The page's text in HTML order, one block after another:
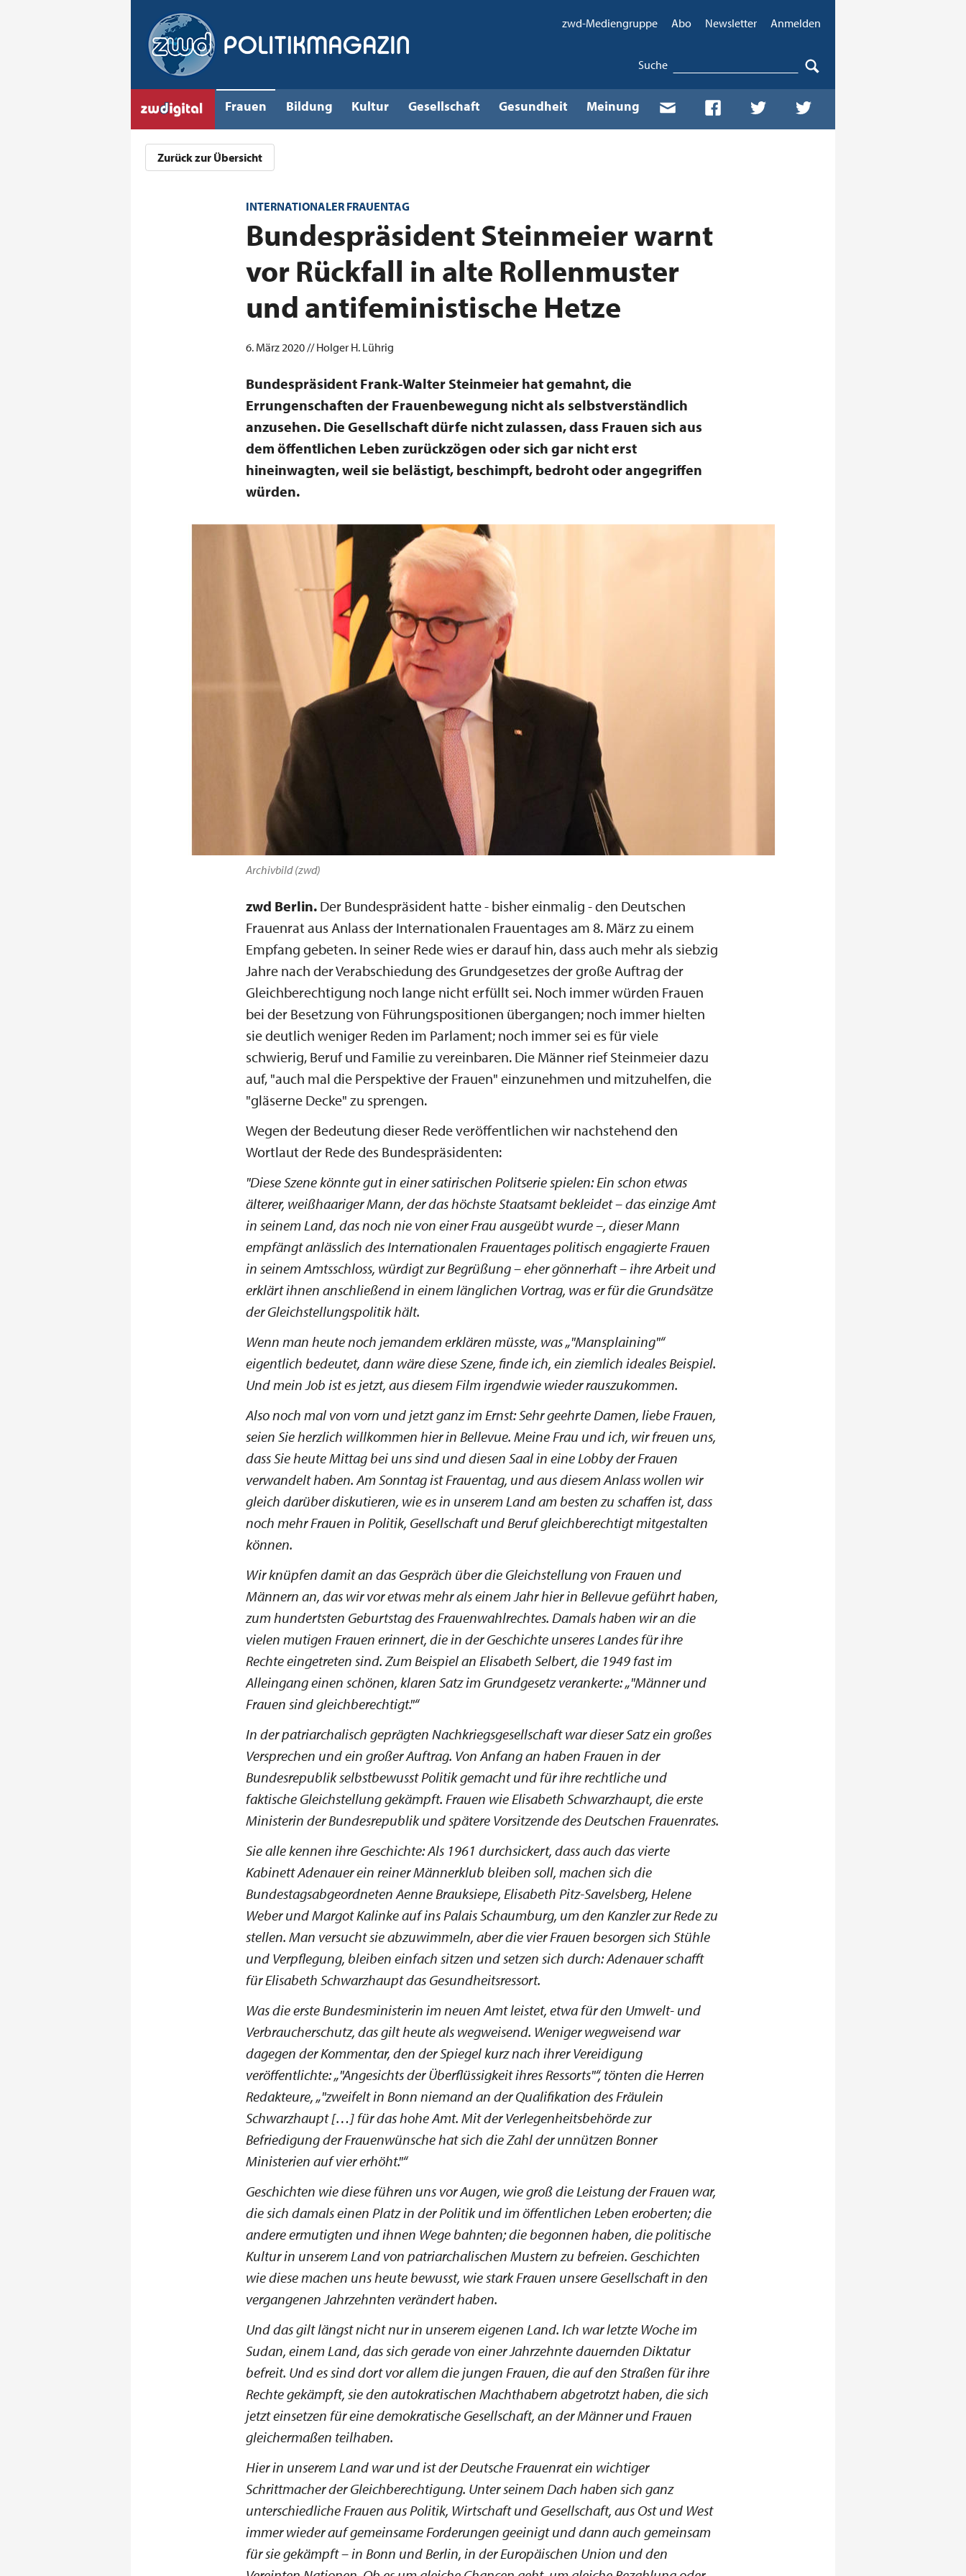
zwd-Mediengruppe Abo Newsletter Anmelden
Suche
Frauen Bildung Kultur Gesellschaft Gesundheit Meinung
Zurück zur Übersicht
INTERNATIONALER FRAUENTAG
Bundespräsident Steinmeier warnt
vor Rückfall in alte Rollenmuster
und antifeministische Hetze
6. März 2020 // Holger H. Lührig
Bundespräsident Frank-Walter Steinmeier hat gemahnt, die
Errungenschaften der Frauenbewegung nicht als selbstverständlich
anzusehen. Die Gesellschaft dürfe nicht zulassen, dass Frauen sich aus
dem öffentlichen Leben zurückzögen oder sich gar nicht erst
hineinwagten, weil sie belästigt, beschimpft, bedroht oder angegriffen
würden.
Archivbild (zwd)
zwd Berlin. Der Bundespräsident hatte - bisher einmalig - den Deutschen
Frauenrat aus Anlass der Internationalen Frauentages am 8. März zu einem
Empfang gebeten. In seiner Rede wies er darauf hin, dass auch mehr als siebzig
Jahre nach der Verabschiedung des Grundgesetzes der große Auftrag der
Gleichberechtigung noch lange nicht erfüllt sei. Noch immer würden Frauen
bei der Besetzung von Führungspositionen übergangen; noch immer hielten
sie deutlich weniger Reden im Parlament; noch immer sei es für viele
schwierig, Beruf und Familie zu vereinbaren. Die Männer rief Steinmeier dazu
auf, "auch mal die Perspektive der Frauen" einzunehmen und mitzuhelfen, die
"gläserne Decke" zu sprengen.
Wegen der Bedeutung dieser Rede veröffentlichen wir nachstehend den
Wortlaut der Rede des Bundespräsidenten:
"Diese Szene könnte gut in einer satirischen Politserie spielen: Ein schon etwas
älterer, weißhaariger Mann, der das höchste Staatsamt bekleidet – das einzige Amt
in seinem Land, das noch nie von einer Frau ausgeübt wurde –, dieser Mann
empfängt anlässlich des Internationalen Frauentages politisch engagierte Frauen
in seinem Amtsschloss, würdigt zur Begrüßung – eher gönnerhaft – ihre Arbeit und
erklärt ihnen anschließend in einem länglichen Vortrag, was er für die Grundsätze
der Gleichstellungspolitik hält.
Wenn man heute noch jemandem erklären müsste, was "Mansplaining"
eigentlich bedeutet, dann wäre diese Szene, finde ich, ein ziemlich ideales Beispiel.
Und mein Job ist es jetzt, aus diesem Film irgendwie wieder rauszukommen.
Also noch mal von vorn und jetzt ganz im Ernst: Sehr geehrte Damen, liebe Frauen,
seien Sie herzlich willkommen hier in Bellevue. Meine Frau und ich, wir freuen uns,
dass Sie heute Mittag bei uns sind und diesen Saal in eine Lobby der Frauen
verwandelt haben. Am Sonntag ist Frauentag, und aus diesem Anlass wollen wir
gleich darüber diskutieren, wie es in unserem Land am besten zu schaffen ist, dass
noch mehr Frauen in Politik, Gesellschaft und Beruf gleichberechtigt mitgestalten
können.
Wir knüpfen damit an das Gespräch über die Gleichstellung von Frauen und
Männern an, das wir vor etwas mehr als einem Jahr hier in Bellevue geführt haben,
zum hundertsten Geburtstag des Frauenwahlrechtes. Damals haben wir an die
vielen mutigen Frauen erinnert, die in der Geschichte unseres Landes für ihre
Rechte eingetreten sind. Zum Beispiel an Elisabeth Selbert, die 1949 fast im
Alleingang einen schönen, klaren Satz im Grundgesetz verankerte: "Männer und
Frauen sind gleichberechtigt."
In der patriarchalisch geprägten Nachkriegsgesellschaft war dieser Satz ein großes
Versprechen und ein großer Auftrag. Von Anfang an haben Frauen in der
Bundesrepublik selbstbewusst Politik gemacht und für ihre rechtliche und
faktische Gleichstellung gekämpft. Frauen wie Elisabeth Schwarzhaupt, die erste
Ministerin der Bundesrepublik und spätere Vorsitzende des Deutschen Frauenrates.
Sie alle kennen ihre Geschichte: Als 1961 durchsickert, dass auch das vierte
Kabinett Adenauer ein reiner Männerklub bleiben soll, machen sich die
Bundestagsabgeordneten Aenne Brauksiepe, Elisabeth Pitz-Savelsberg, Helene
Weber und Margot Kalinke auf ins Palais Schaumburg, um den Kanzler zur Rede zu
stellen. Man versucht sie abzuwimmeln, aber die vier Frauen besorgen sich Stühle
und Verpflegung, bleiben einfach sitzen und setzen sich durch: Adenauer schafft
für Elisabeth Schwarzhaupt das Gesundheitsressort.
Was die erste Bundesministerin im neuen Amt leistet, etwa für den Umwelt- und
Verbraucherschutz, das gilt heute als wegweisend. Weniger wegweisend war
dagegen der Kommentar, den der Spiegel kurz nach ihrer Vereidigung
veröffentlichte: "Angesichts der Überflüssigkeit ihres Ressorts", tönten die Herren
Redakteure, "zweifelt in Bonn niemand an der Qualifikation des Fräulein
Schwarzhaupt […] für das hohe Amt. Mit der Verlegenheitsbehörde zur
Befriedigung der Frauenwünsche hat sich die Zahl der unnützen Bonner
Ministerien auf vier erhöht."
Geschichten wie diese führen uns vor Augen, wie groß die Leistung der Frauen war,
die sich damals einen Platz in der Politik und im öffentlichen Leben eroberten; die
andere ermutigten und ihnen Wege bahnten; die begonnen haben, die politische
Kultur in unserem Land von patriarchalischen Mustern zu befreien. Geschichten
wie diese machen uns heute bewusst, wie stark Frauen unsere Gesellschaft in den
vergangenen Jahrzehnten verändert haben.
Und das gilt längst nicht nur in unserem eigenen Land. Ich war letzte Woche im
Sudan, einem Land, das sich gerade von einer Jahrzehnte dauernden Diktatur
befreit. Und es sind dort vor allem die jungen Frauen, die auf den Straßen für ihre
Rechte gekämpft, sie den autokratischen Machthabern abgetrotzt haben, die sich
jetzt einsetzen für eine demokratische Gesellschaft, an der Männer und Frauen
gleichermaßen teilhaben.
Hier in unserem Land war und ist der Deutsche Frauenrat ein wichtiger
Schrittmacher der Gleichberechtigung. Unter seinem Dach haben sich ganz
unterschiedliche Frauen aus Politik, Wirtschaft und Gesellschaft, aus Ost und West
immer wieder auf gemeinsame Forderungen geeinigt und dann auch gemeinsam
für sie gekämpft – in Bonn und Berlin, in der Europäischen Union und den